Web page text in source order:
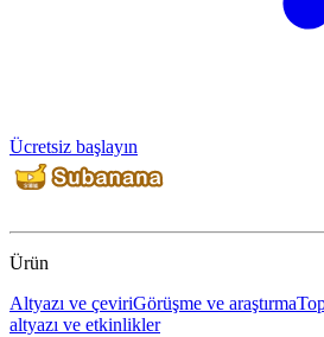
Ücretsiz başlayın
Ürün
Altyazı ve çeviriGörüşme ve araştırma
altyazı ve etkinlikler